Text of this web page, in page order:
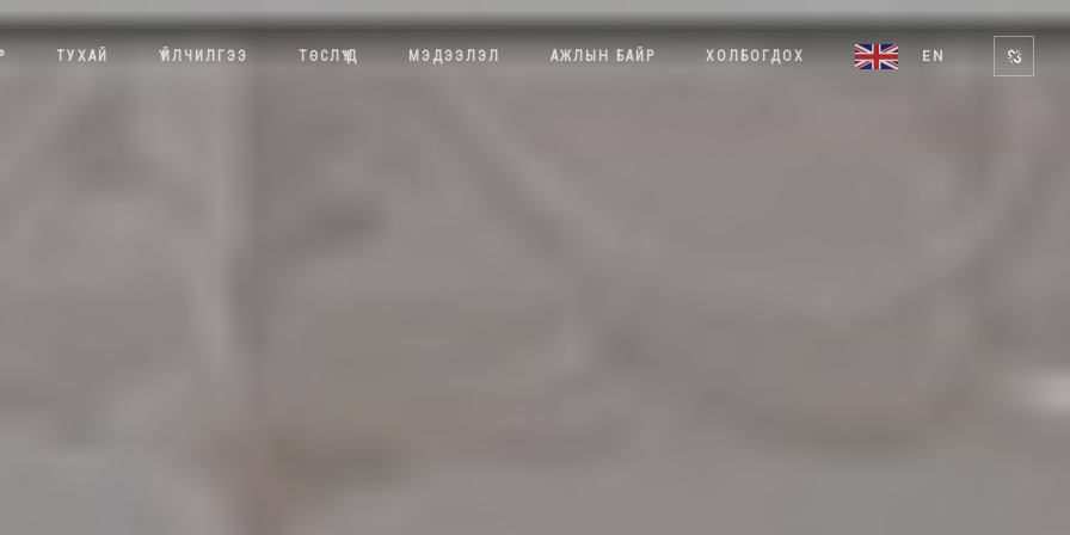
ТУХАЙ ҮЙЛЧИЛГЭЭ ТӨСЛҮҮД МЭДЭЭЛЭЛ АЖЛЫН БАЙР ХОЛБОГДОХ EN